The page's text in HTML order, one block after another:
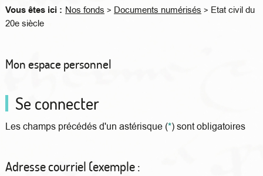
Vous êtes ici : Nos fonds > Documents numérisés > Etat civil du
20e siècle
Mon espace personnel
Se connecter
Les champs précédés d'un astérisque (*) sont obligatoires
Adresse courriel (exemple :